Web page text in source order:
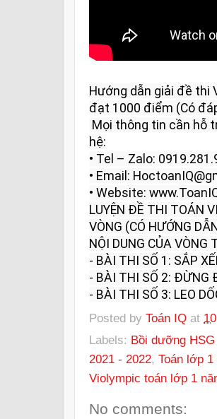
Hướng dẫn giải đề thi
đạt 1000 điểm (Có
hệ:
• Tel – Zalo:
• Email:
• Website:
LUYỆN ĐỀ THI TOÁN
VÒNG (CÓ HƯỚNG
NỘI DUNG CỦA VÒNG
- BÀI THI SỐ 1: SẮP
- BÀI THI SỐ 2: ĐỪNG
- BÀI THI SỐ 3: LEO
Posted by Toán IQ at
Labels: Bồi dưỡng
2021 - 2022, Toán lớp
Violympic toán lớp 1
No comments: